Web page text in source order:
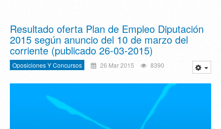
Resultado oferta Plan de Empleo Diputación
2015 según anuncio del 10 de marzo del
corriente (publicado 26-03-2015)
Oposiciones Y Concursos 26 Mar 2015 8390